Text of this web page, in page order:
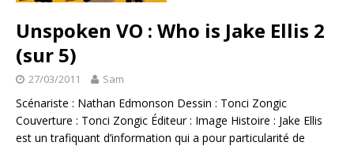
Unspoken VO : Who is Jake Ellis 2
(sur 5)
27/03/2011 Sam
Scénariste : Nathan Edmonson Dessin : Tonci Zongic
Couverture : Tonci Zongic Éditeur : Image Histoire : Jake Ellis
est un trafiquant d’information qui a pour particularité de